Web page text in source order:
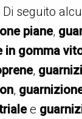
seguito
piane,
in gomma
,
,
e